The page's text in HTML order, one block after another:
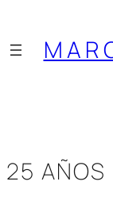
contenido
25 AÑOS